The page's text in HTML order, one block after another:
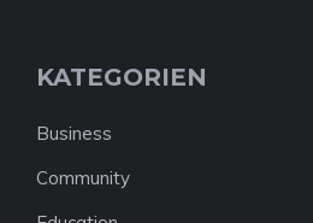
KATEGORIEN
Business
Community